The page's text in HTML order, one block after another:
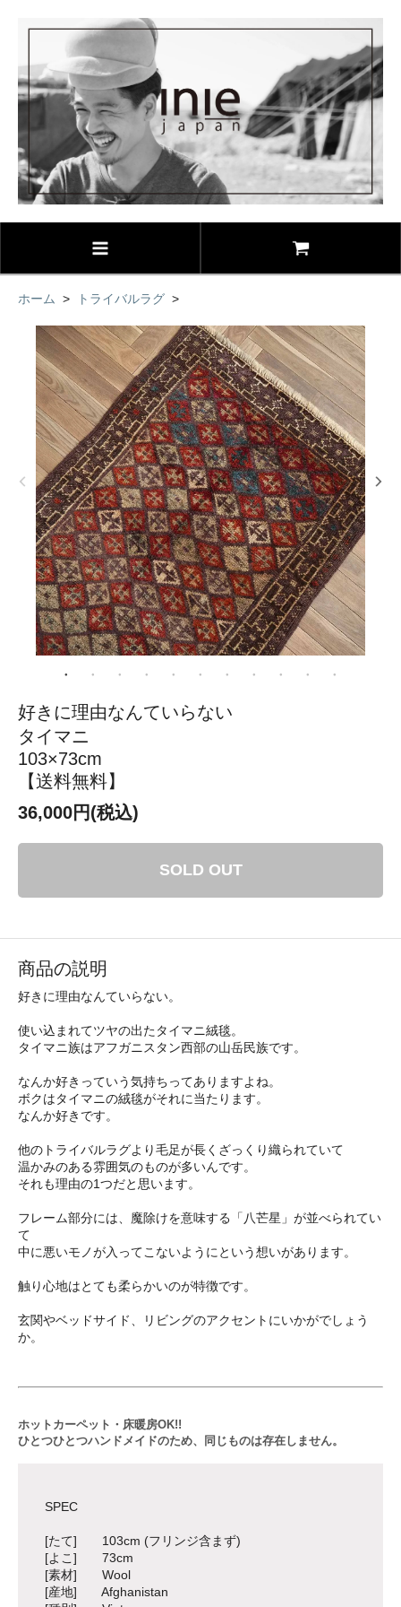
ホーム > トライバルラグ >
好きに理由なんていらない
タイマニ
103×73cm
【送料無料】
36,000円(税込)
SOLD OUT
商品の説明
好きに理由なんていらない。
使い込まれてツヤの出たタイマニ絨毯。
タイマニ族はアフガニスタン西部の山岳民族です。
なんか好きっていう気持ちってありますよね。
ボクはタイマニの絨毯がそれに当たります。
なんか好きです。
他のトライバルラグより毛足が長くざっくり織られていて
温かみのある雰囲気のものが多いんです。
それも理由の1つだと思います。
フレーム部分には、魔除けを意味する「八芒星」が並べられてい
て
中に悪いモノが入ってこないようにという想いがあります。
触り心地はとても柔らかいのが特徴です。
玄関やベッドサイド、リビングのアクセントにいかがでしょう
か。
ホットカーペット・床暖房OK!!
ひとつひとつハンドメイドのため、同じものは存在しません。
SPEC
[たて] 103cm (フリンジ含まず)
[よこ] 73cm
[素材] Wool
[産地] Afghanistan